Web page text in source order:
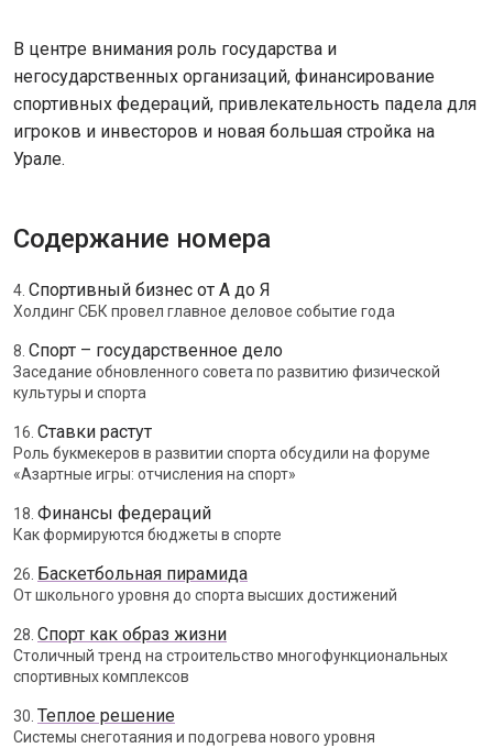
В центре внимания роль государства и
негосударственных организаций, финансирование
спортивных федераций, привлекательность падела для
игроков и инвесторов и новая большая стройка на
Урале.
Содержание номера
4. Спортивный бизнес от А до Я
Холдинг СБК провел главное деловое событие года
8. Спорт – государственное дело
Заседание обновленного совета по развитию физической
культуры и спорта
16. Ставки растут
Роль букмекеров в развитии спорта обсудили на форуме
«Азартные игры: отчисления на спорт»
18. Финансы федераций
Как формируются бюджеты в спорте
26. Баскетбольная пирамида
От школьного уровня до спорта высших достижений
28. Спорт как образ жизни
Столичный тренд на строительство многофункциональных
спортивных комплексов
30. Теплое решение
Системы снеготаяния и подогрева нового уровня